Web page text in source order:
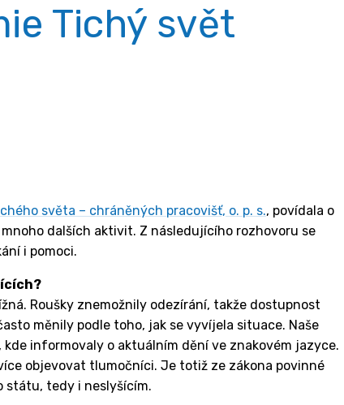
Tichý svět
světa – chráněných pracovišť, o. p. s., povídala o
dalších aktivit. Z následujícího rozhovoru se
i pomoci.
Roušky znemožnily odezírání, takže dostupnost
měnily podle toho, jak se vyvíjela situace. Naše
informovaly o aktuálním dění ve znakovém jazyce.
objevovat tlumočníci. Je totiž ze zákona povinné
státu, tedy i neslyšícím.